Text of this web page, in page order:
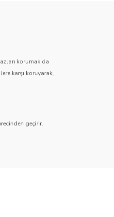
korumak da
karşı koruyarak,
geçirir.
kadar her